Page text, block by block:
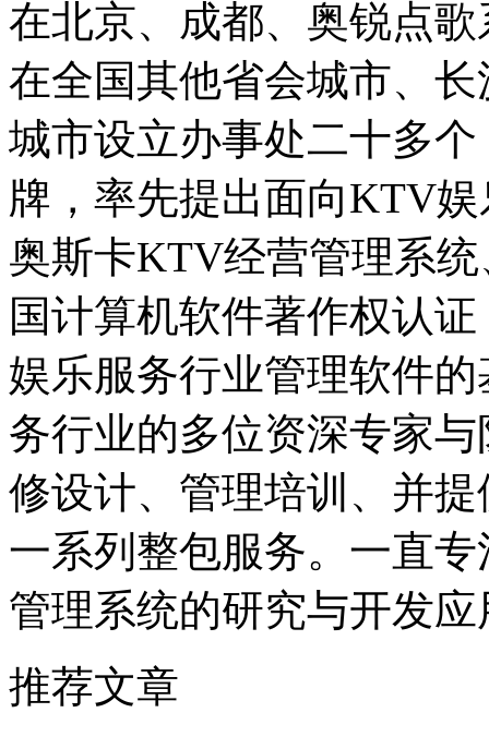
在北京、成都、奥锐点
在全国其他省会城市、
城市设立办事处二十多
牌，率先提出面向KTV
奥斯卡KTV经营管理系
国计算机软件著作权认
娱乐服务行业管理软件
务行业的多位资深专家
修设计、管理培训、并
一系列整包服务。一直
管理系统的研究与开发
推荐文章